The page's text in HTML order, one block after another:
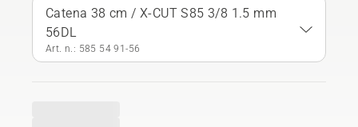
Catena 38 cm / X-CUT S85 3/8 1.5 mm
56DL
Art. n.: 585 54 91‑56